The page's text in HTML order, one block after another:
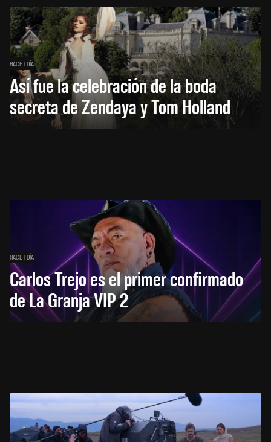
HACE 1 DÍA
Así fue la celebración de la boda
secreta de Zendaya y Tom Holland
HACE 1 DÍA
Carlos Trejo es el primer confirmado
de La Granja VIP 2